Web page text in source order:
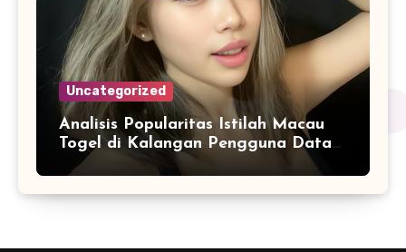
Uncategorized
Analisis Popularitas Istilah Macau
Togel di Kalangan Pengguna Data
Angka